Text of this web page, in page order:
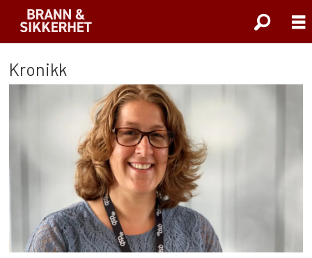
Kronikk